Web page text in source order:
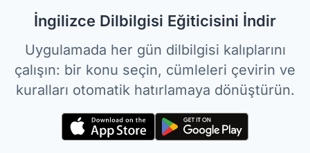
İngilizce Dilbilgisi Eğiticisini İndir
Uygulamada her gün dilbilgisi kalıplarını
çalışın: bir konu seçin, cümleleri çevirin ve
kuralları otomatik hatırlamaya dönüştürün.